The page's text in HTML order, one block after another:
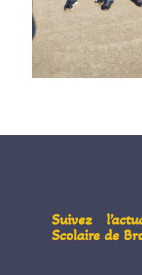
Suivez
Scolaire de